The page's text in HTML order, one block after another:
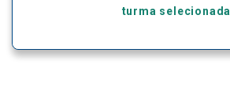
turma selecionada